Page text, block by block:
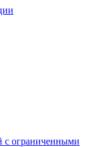
с ограниченными